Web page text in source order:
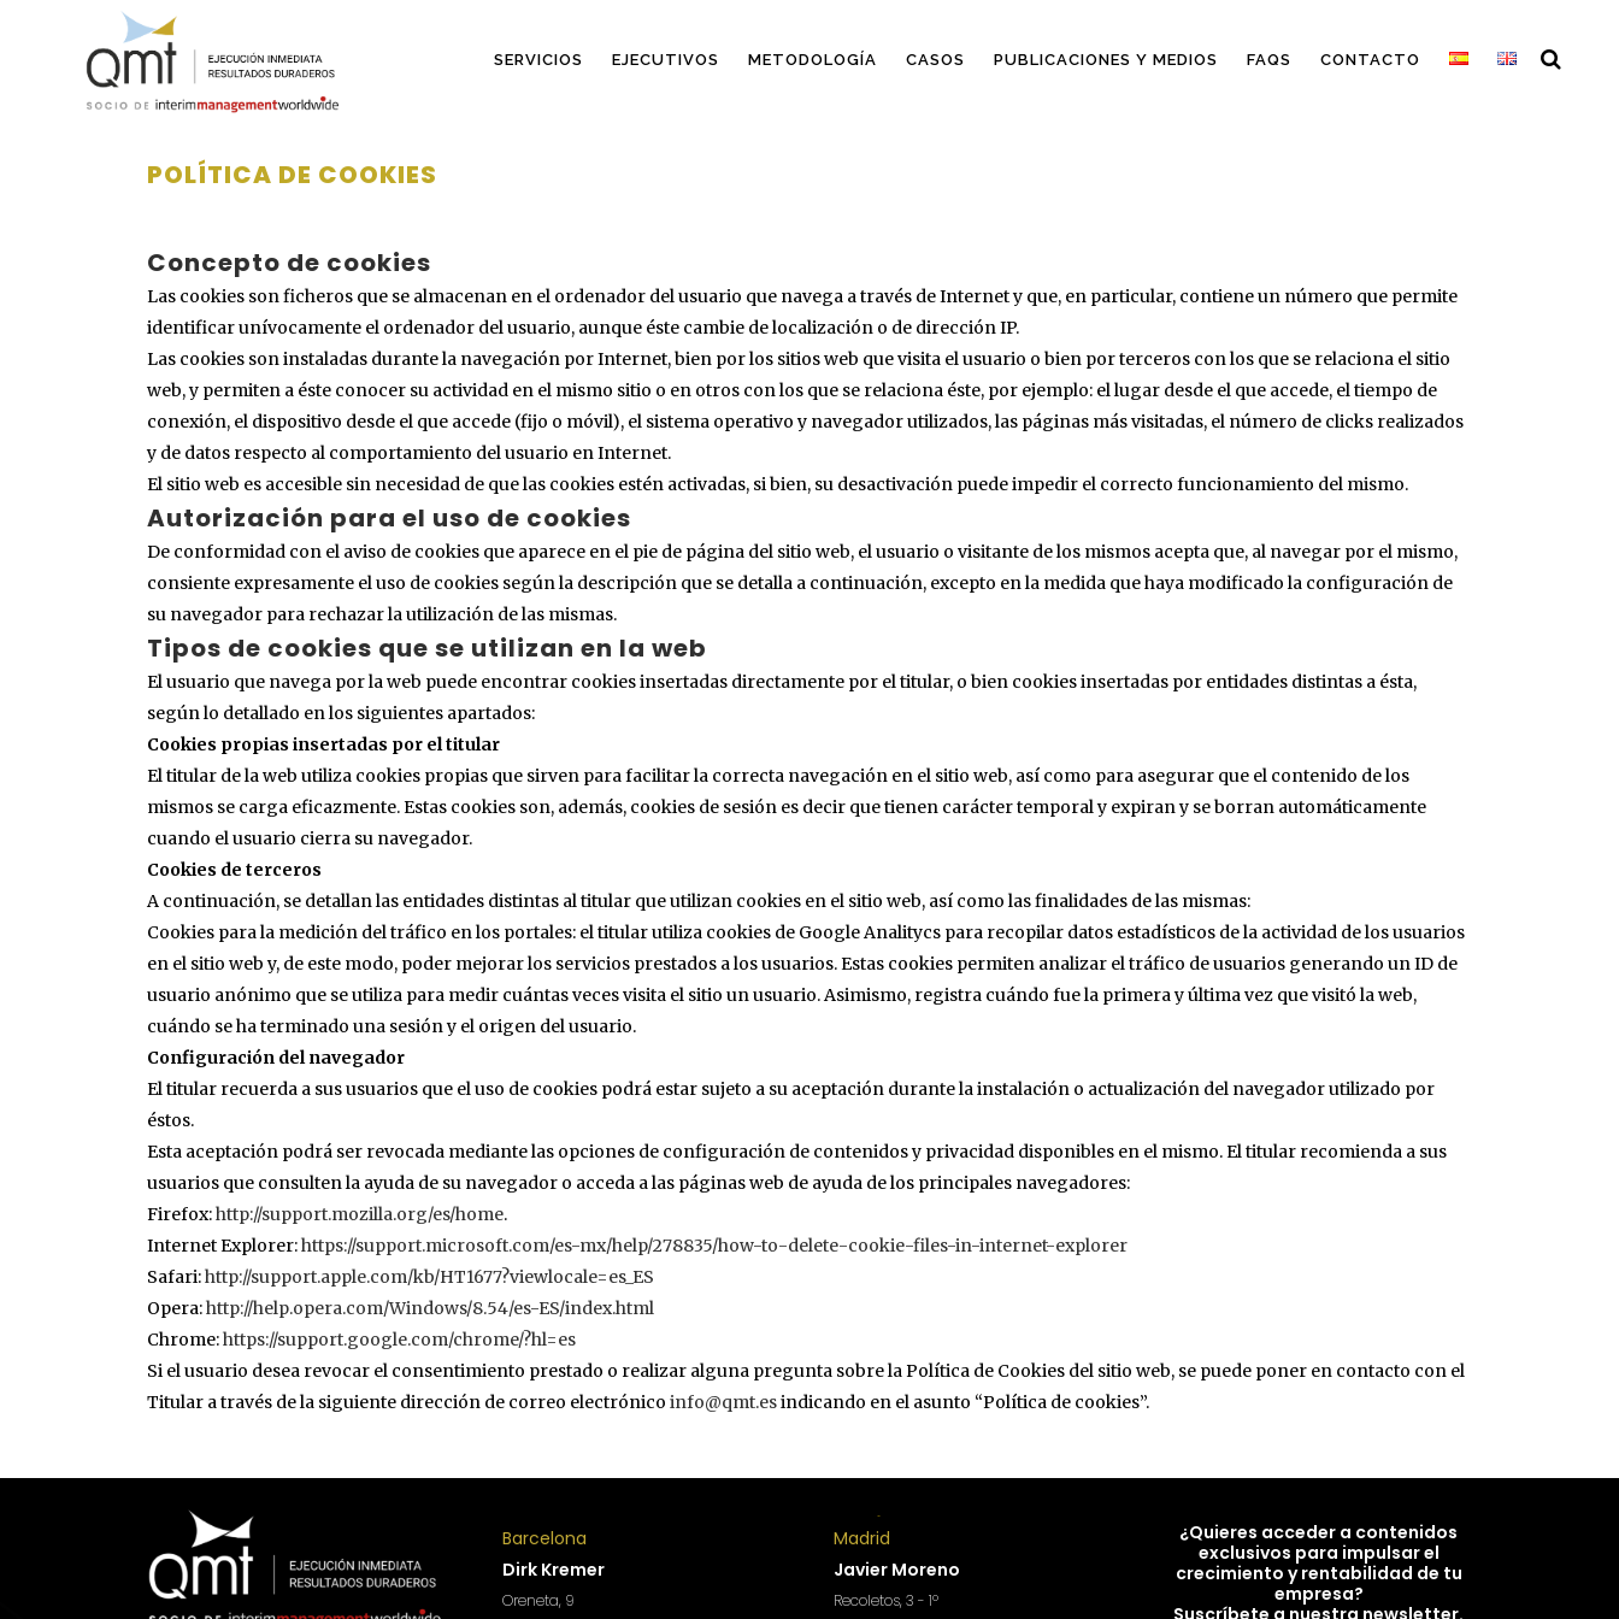
SERVICIOS EJECUTIVOS METODOLOGÍA CASOS PUBLICACIONES Y MEDIOS FAQS CONTACTO
POLÍTICA DE COOKIES
Concepto de cookies
Las cookies son ficheros que se almacenan en el ordenador del usuario que navega a través de Internet y que, en particular, contiene un número que permite
identificar unívocamente el ordenador del usuario, aunque éste cambie de localización o de dirección IP.
Las cookies son instaladas durante la navegación por Internet, bien por los sitios web que visita el usuario o bien por terceros con los que se relaciona el sitio
web, y permiten a éste conocer su actividad en el mismo sitio o en otros con los que se relaciona éste, por ejemplo: el lugar desde el que accede, el tiempo de
conexión, el dispositivo desde el que accede (fijo o móvil), el sistema operativo y navegador utilizados, las páginas más visitadas, el número de clicks realizados
y de datos respecto al comportamiento del usuario en Internet.
El sitio web es accesible sin necesidad de que las cookies estén activadas, si bien, su desactivación puede impedir el correcto funcionamiento del mismo.
Autorización para el uso de cookies
De conformidad con el aviso de cookies que aparece en el pie de página del sitio web, el usuario o visitante de los mismos acepta que, al navegar por el mismo,
consiente expresamente el uso de cookies según la descripción que se detalla a continuación, excepto en la medida que haya modificado la configuración de
su navegador para rechazar la utilización de las mismas.
Tipos de cookies que se utilizan en la web
El usuario que navega por la web puede encontrar cookies insertadas directamente por el titular, o bien cookies insertadas por entidades distintas a ésta,
según lo detallado en los siguientes apartados:
Cookies propias insertadas por el titular
El titular de la web utiliza cookies propias que sirven para facilitar la correcta navegación en el sitio web, así como para asegurar que el contenido de los
mismos se carga eficazmente. Estas cookies son, además, cookies de sesión es decir que tienen carácter temporal y expiran y se borran automáticamente
cuando el usuario cierra su navegador.
Cookies de terceros
A continuación, se detallan las entidades distintas al titular que utilizan cookies en el sitio web, así como las finalidades de las mismas:
Cookies para la medición del tráfico en los portales: el titular utiliza cookies de Google Analitycs para recopilar datos estadísticos de la actividad de los usuarios
en el sitio web y, de este modo, poder mejorar los servicios prestados a los usuarios. Estas cookies permiten analizar el tráfico de usuarios generando un ID de
usuario anónimo que se utiliza para medir cuántas veces visita el sitio un usuario. Asimismo, registra cuándo fue la primera y última vez que visitó la web,
cuándo se ha terminado una sesión y el origen del usuario.
Configuración del navegador
El titular recuerda a sus usuarios que el uso de cookies podrá estar sujeto a su aceptación durante la instalación o actualización del navegador utilizado por
éstos.
Esta aceptación podrá ser revocada mediante las opciones de configuración de contenidos y privacidad disponibles en el mismo. El titular recomienda a sus
usuarios que consulten la ayuda de su navegador o acceda a las páginas web de ayuda de los principales navegadores:
Firefox:http://support.mozilla.org/es/home.
Internet Explorer:https://support.microsoft.com/es-mx/help/278835/how-to-delete-cookie-files-in-internet-explorer
Safari:http://support.apple.com/kb/HT1677?viewlocale=es_ES
Opera:http://help.opera.com/Windows/8.54/es-ES/index.html
Chrome:https://support.google.com/chrome/?hl=es
Si el usuario desea revocar el consentimiento prestado o realizar alguna pregunta sobre la Política de Cookies del sitio web, se puede poner en contacto con el
Titular a través de la siguiente dirección de correo electrónico info@qmt.esindicando en el asunto “Política de cookies”.
Barcelona
Dirk Kremer
Oreneta, 9
Madrid
Javier Moreno
Recoletos, 3 - 1º
¿Quieres acceder a contenidos
exclusivos para impulsar el
crecimiento y rentabilidad de tu
empresa?
Suscríbete a nuestra newsletter.